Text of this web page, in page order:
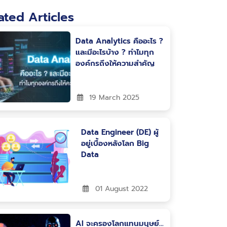
Articles
Data Analytics คืออะไร ?
และมีอะไรบ้าง ? ทำไมทุก
องค์กรถึงให้ความสำคัญ
19 March 2025
Data Engineer (DE) ผู้
อยู่เบื้องหลังโลก Big
Data
01 August 2022
AI จะครองโลกแทนมนุษย์…